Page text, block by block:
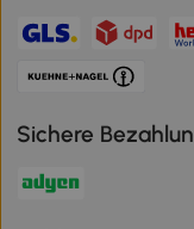
Sichere